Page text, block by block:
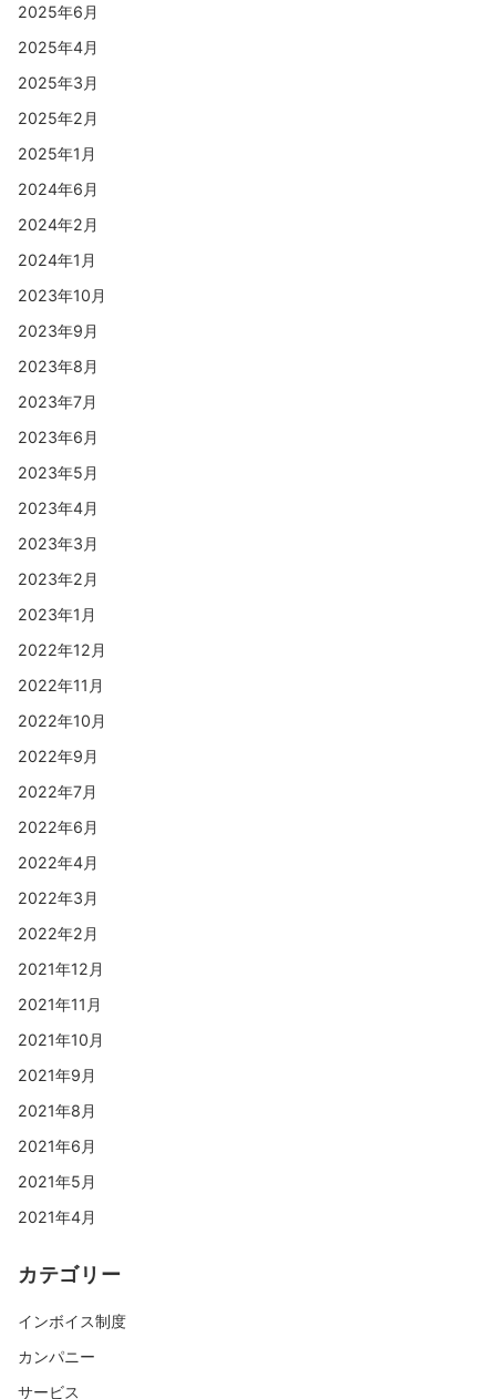
2025年6月
2025年4月
2025年3月
2025年2月
2025年1月
2024年6月
2024年2月
2024年1月
2023年10月
2023年9月
2023年8月
2023年7月
2023年6月
2023年5月
2023年4月
2023年3月
2023年2月
2023年1月
2022年12月
2022年11月
2022年10月
2022年9月
2022年7月
2022年6月
2022年4月
2022年3月
2022年2月
2021年12月
2021年11月
2021年10月
2021年9月
2021年8月
2021年6月
2021年5月
2021年4月
カテゴリー
インボイス制度
カンパニー
サービス